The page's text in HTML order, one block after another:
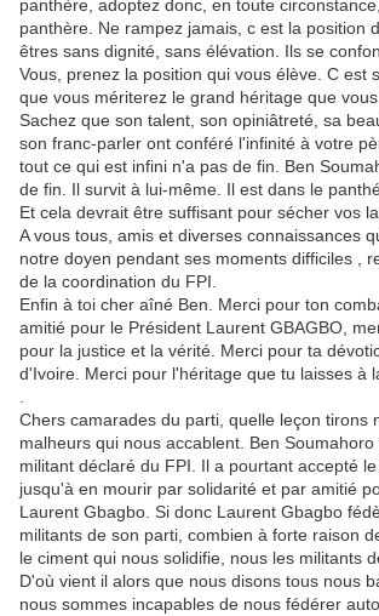
panthère, adoptez donc, en toute
panthère. Ne rampez jamais, c est la position
êtres sans dignité, sans élévation. Ils se
Vous, prenez la position qui vous élève. C est
que vous mériterez le grand héritage que vous
Sachez que son talent, son opiniâtreté, sa
son franc-parler ont conféré l'infinité à votre
tout ce qui est infini n'a pas de fin. Ben
de fin. Il survit à lui-même. Il est dans le
Et cela devrait être suffisant pour sécher vos
A vous tous, amis et diverses connaissances
notre doyen pendant ses moments difficiles ,
de la coordination du FPI.
Enfin à toi cher aîné Ben. Merci pour ton
amitié pour le Président Laurent GBAGBO,
pour la justice et la vérité. Merci pour ta
d'Ivoire. Merci pour l'héritage que tu laisses à
Chers camarades du parti, quelle leçon tirons
malheurs qui nous accablent. Ben
militant déclaré du FPI. Il a pourtant accepté
jusqu'à en mourir par solidarité et par amitié
Laurent Gbagbo. Si donc Laurent Gbagbo
militants de son parti, combien à forte raison
le ciment qui nous solidifie, nous les militants
D'où vient il alors que nous disons tous nous
nous sommes incapables de nous fédérer